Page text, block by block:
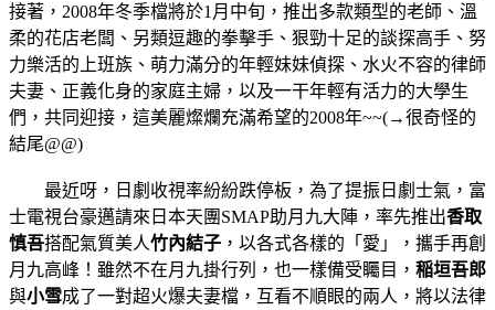
接著，2008年冬季檔將於1月中旬，推出多款類型的老師、溫
柔的花店老闆、另類逗趣的拳擊手、狠勁十足的談探高手、努
力樂活的上班族、萌力滿分的年輕妹妹偵探、水火不容的律師
夫妻、正義化身的家庭主婦，以及一干年輕有活力的大學生
們，共同迎接，這美麗燦爛充滿希望的2008年~~(→很奇怪的
結尾@@)
最近呀，日劇收視率紛紛跌停板，為了提振日劇士氣，富
士電視台豪邁請來日本天團SMAP助月九大陣，率先推出香取
慎吾搭配氣質美人竹內結子 ，以各式各樣的「愛」，攜手再創
月九高峰！雖然不在月九掛行列，也一樣備受矚目， 稲垣吾郎
與小雪成了一對超火爆夫妻檔，互看不順眼的兩人，將以法律